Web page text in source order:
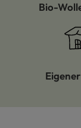
Bio-